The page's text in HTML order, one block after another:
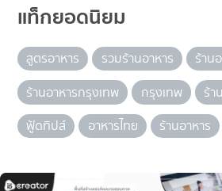
แท็กยอดนิยม
สูตรอาหาร รวมร้านอาหาร
ร้าน
ร้านอาหารกรุงเทพ
กรุงเทพ
ร้า
ฟู้ดทิปส์
อาหารไทย ร้านอาหาร